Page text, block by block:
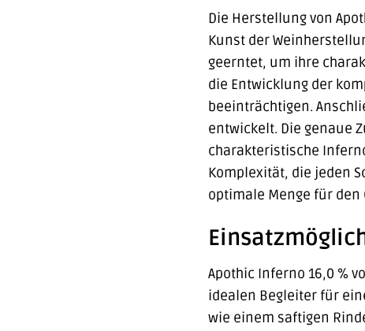
Die Herstellung von
Kunst der
geerntet, um ihre
die Entwicklung der
beeinträchtigen.
entwickelt. Die genaue
charakteristische
Komplexität, die jeden
optimale Menge für
Apothic Inferno 16,0 %
idealen Begleiter für
wie einem saftigen